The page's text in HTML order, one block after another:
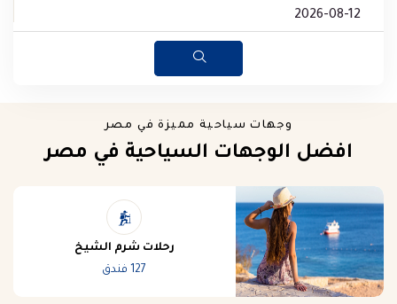
وجهات سياحية مميزة في مصر
افضل الوجهات السياحية في مصر
رحلات شرم الشيخ
127 فندق